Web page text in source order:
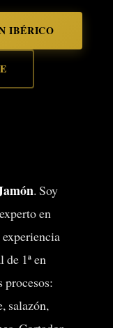
IBÉRICO
. Soy
en
1ª en
procesos:
salazón,